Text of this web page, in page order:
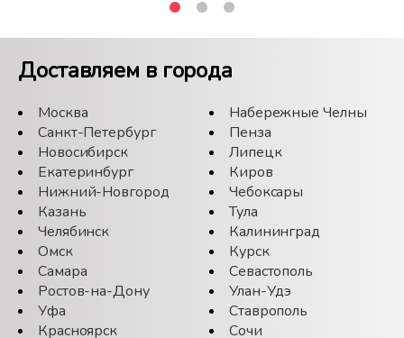
Доставляем в города
Москва
Санкт-Петербург
Новосибирск
Екатеринбург
Нижний-Новгород
Казань
Челябинск
Омск
Самара
Ростов-на-Дону
Уфа
Красноярск
Набережные Челны
Пенза
Липецк
Киров
Чебоксары
Тула
Калининград
Курск
Севастополь
Улан-Удэ
Ставрополь
Сочи